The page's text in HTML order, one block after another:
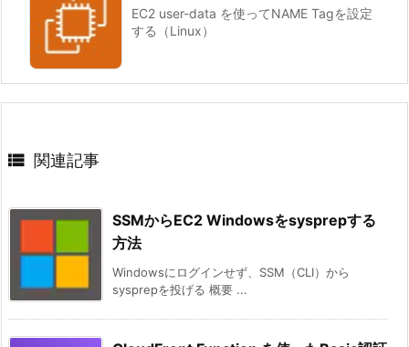
EC2 user-data を使ってNAME Tagを設定
する（Linux）
 関連記事
SSMからEC2 Windowsをsysprepする
方法
Windowsにログインせず、SSM（CLI）から
sysprepを投げる 概要 ...